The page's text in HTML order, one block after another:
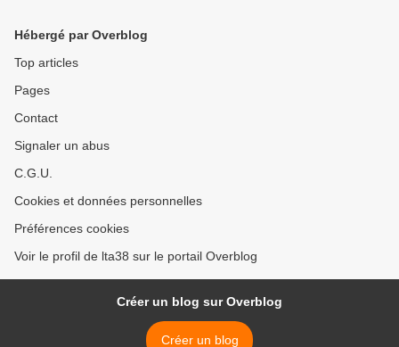
Hébergé par Overblog
Top articles
Pages
Contact
Signaler un abus
C.G.U.
Cookies et données personnelles
Préférences cookies
Voir le profil de lta38 sur le portail Overblog
Créer un blog sur Overblog
Créer un blog